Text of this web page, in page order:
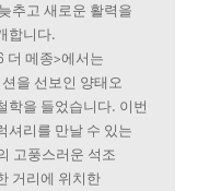
추고 새로운 활력을
합니다.
더 메종>에서는
을 선보인 양태오
학을 들었습니다. 이번
셔리를 만날 수 있는
고풍스러운 석조
거리에 위치한